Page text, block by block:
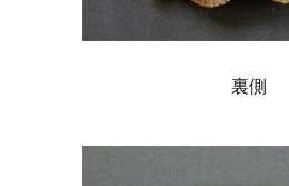
裏側